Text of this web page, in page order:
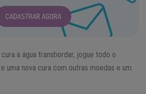
CADASTRAR AGORA
a água transbordar, jogue todo o
uma nova cura com outras moedas e um